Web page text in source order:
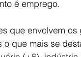
é emprego.
que envolvem
o que mais se